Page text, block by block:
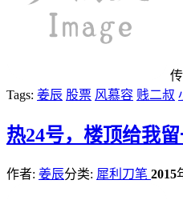
Tags: 姜辰 股票 风慕容 贱二叔
热24号，楼顶给我
作者: 姜辰分类: 犀利刀笔 2015